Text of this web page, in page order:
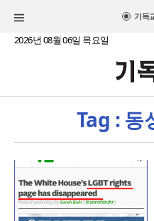
기독
2026년 08월 06일 목요일
Tag : 동